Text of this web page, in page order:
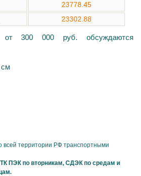
23778.45
23302.88
300 000 руб. обсуждаются
см
всей территории РФ транспортными
ПЭК по вторникам, СДЭК по средам и